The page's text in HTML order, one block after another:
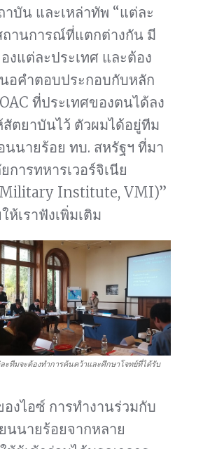
าบัน และเหล่าทัพ “แต่ละ
านการณ์ที่แตกต่างกัน มี
งแต่ละประเทศ และต้อง
อคำตอบประกอบกับหลัก
ที่ประเทศของตนได้ลง
ตยาบันไว้ ตัวผมได้อยู่ทีม
นนายร้อย ทบ. สหรัฐฯ ที่มา
การทหารเวอร์จิเนีย
Institute, VMI)”
ห้เราฟังเพิ่มเติม
ะทีมจะต้องทำการค้นคว้าและศึกษาโจทย์ที่ได้รับ
งไอซ์ การทำงานร่วมกับ
นนายร้อยจากหลาย